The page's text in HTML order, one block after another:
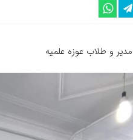
و طلاب عوزه علمیه